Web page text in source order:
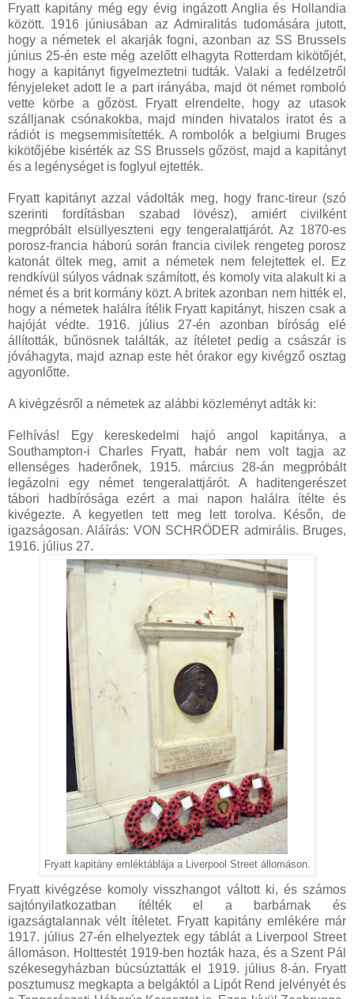
Fryatt kapitány még egy évig ingázott Anglia és Hollandia
között. 1916 júniusában az Admiralitás tudomására jutott,
hogy a németek el akarják fogni, azonban az SS Brussels
június 25-én este még azelőtt elhagyta Rotterdam kikötőjét,
hogy a kapitányt figyelmeztetni tudták. Valaki a fedélzetről
fényjeleket adott le a part irányába, majd öt német romboló
vette körbe a gőzöst. Fryatt elrendelte, hogy az utasok
szálljanak csónakokba, majd minden hivatalos iratot és a
rádiót is megsemmisítették. A rombolók a belgiumi Bruges
kikötőjébe kisérték az SS Brussels gőzöst, majd a kapitányt
és a legénységet is foglyul ejtették.
Fryatt kapitányt azzal vádolták meg, hogy franc-tireur (szó
szerinti fordításban szabad lövész), amiért civilként
megpróbált elsüllyeszteni egy tengeralattjárót. Az 1870-es
porosz-francia háború során francia civilek rengeteg porosz
katonát öltek meg, amit a németek nem felejtettek el. Ez
rendkívül súlyos vádnak számított, és komoly vita alakult ki a
német és a brit kormány közt. A britek azonban nem hitték el,
hogy a németek halálra ítélik Fryatt kapitányt, hiszen csak a
hajóját védte. 1916. július 27-én azonban bíróság elé
állították, bűnösnek találták, az ítéletet pedig a császár is
jóváhagyta, majd aznap este hét órakor egy kivégző osztag
agyonlőtte.
A kivégzésről a németek az alábbi közleményt adták ki:
Felhívás! Egy kereskedelmi hajó angol kapitánya, a
Southampton-i Charles Fryatt, habár nem volt tagja az
ellenséges haderőnek, 1915. március 28-án megpróbált
legázolni egy német tengeralattjárót. A haditengerészet
tábori hadbírósága ezért a mai napon halálra ítélte és
kivégezte. A kegyetlen tett meg lett torolva. Későn, de
igazságosan. Aláírás: VON SCHRÖDER admirális. Bruges,
1916. július 27.
Fryatt kapitány emléktáblája a Liverpool Street állomáson.
Fryatt kivégzése komoly visszhangot váltott ki, és számos
sajtónyilatkozatban ítélték el a barbárnak és
igazságtalannak vélt ítéletet. Fryatt kapitány emlékére már
1917. július 27-én elhelyeztek egy táblát a Liverpool Street
állomáson. Holttestét 1919-ben hozták haza, és a Szent Pál
székesegyházban búcsúztatták el 1919. július 8-án. Fryatt
posztumusz megkapta a belgáktól a Lipót Rend jelvényét és